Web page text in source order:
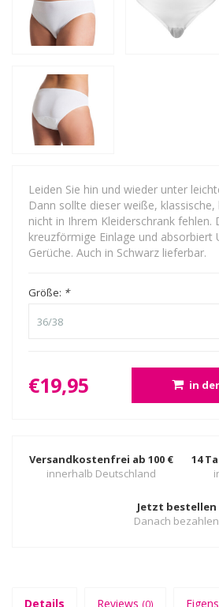
Leiden Sie hin und wieder unter
Dann sollte dieser weiße,
nicht in Ihrem Kleiderschrank fehlen.
kreuzförmige Einlage und absorbiert
Gerüche. Auch in Schwarz lieferbar.
Größe: *
36/38
€19,95 in
Versandkostenfrei ab 100 €
innerhalb Deutschland
14
Jetzt bestellen
Danach bezahlen
Details Reviews (0)